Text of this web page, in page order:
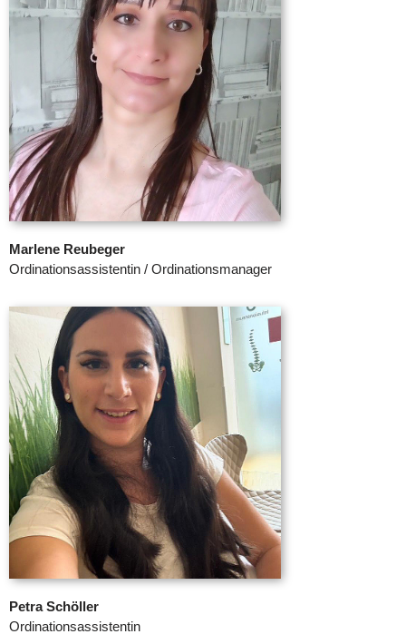
Marlene Reubeger
Ordinationsassistentin / Ordinationsmanager
Petra Schöller
Ordinationsassistentin